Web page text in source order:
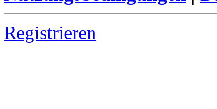
Registrieren